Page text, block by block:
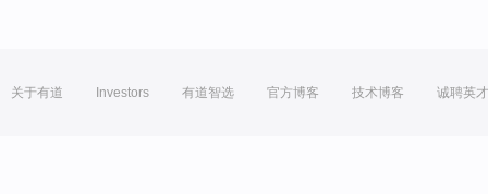
关于有道 Investors 有道智选 官方博客 技术博客 诚聘英才